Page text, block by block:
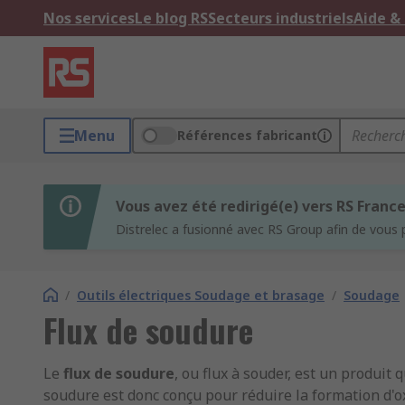
Nos servicesLe blog RSSecteurs industrielsAide
Menu Références fabricant
Vous avez été redirigé(e) vers RS France
Distrelec a fusionné avec RS Group afin de
/ Outils électriques Soudage et brasage / Soudage
Flux de soudure
Le flux de soudure, ou flux à souder, est un produit
soudure est donc conçu pour réduire la formation